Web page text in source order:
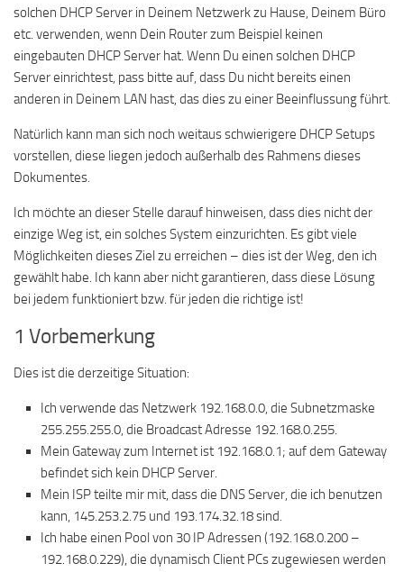
solchen DHCP Server in Deinem Netzwerk zu Hause, Deinem Büro
etc. verwenden, wenn Dein Router zum Beispiel keinen
eingebauten DHCP Server hat. Wenn Du einen solchen DHCP
Server einrichtest, pass bitte auf, dass Du nicht bereits einen
anderen in Deinem LAN hast, das dies zu einer Beeinflussung führt.
Natürlich kann man sich noch weitaus schwierigere DHCP Setups
vorstellen, diese liegen jedoch außerhalb des Rahmens dieses
Dokumentes.
Ich möchte an dieser Stelle darauf hinweisen, dass dies nicht der
einzige Weg ist, ein solches System einzurichten. Es gibt viele
Möglichkeiten dieses Ziel zu erreichen – dies ist der Weg, den ich
gewählt habe. Ich kann aber nicht garantieren, dass diese Lösung
bei jedem funktioniert bzw. für jeden die richtige ist!
1 Vorbemerkung
Dies ist die derzeitige Situation:
Ich verwende das Netzwerk 192.168.0.0, die Subnetzmaske
255.255.255.0, die Broadcast Adresse 192.168.0.255.
Mein Gateway zum Internet ist 192.168.0.1; auf dem Gateway
befindet sich kein DHCP Server.
Mein ISP teilte mir mit, dass die DNS Server, die ich benutzen
kann, 145.253.2.75 und 193.174.32.18 sind.
Ich habe einen Pool von 30 IP Adressen (192.168.0.200 –
192.168.0.229), die dynamisch Client PCs zugewiesen werden